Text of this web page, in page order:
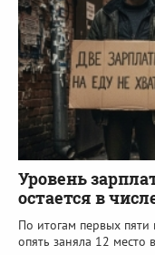
Уровень
остается в
По итогам первых пяти
опять заняла 12 место